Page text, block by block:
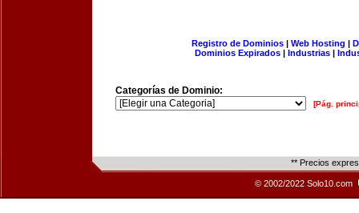
Registro de Dominios| Web Hosting |
Dominios Expirados | Industrias |
Categorías de Dominio:
[Pág.
** Precios
© 2002/2022 Solo10.com